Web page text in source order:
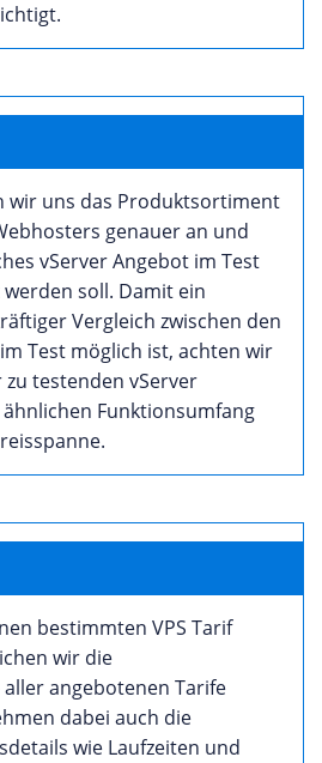
wir uns das Produktsortiment
genauer an und
vServer Angebot im Test
soll. Damit ein
Vergleich zwischen den
Test möglich ist, achten wir
testenden vServer
Funktionsumfang
bestimmten VPS Tarif
wir die
angebotenen Tarife
dabei auch die
wie Laufzeiten und